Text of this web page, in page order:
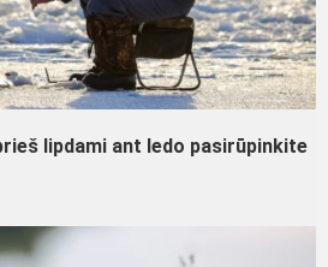
lipdami ant ledo pasirūpinkite